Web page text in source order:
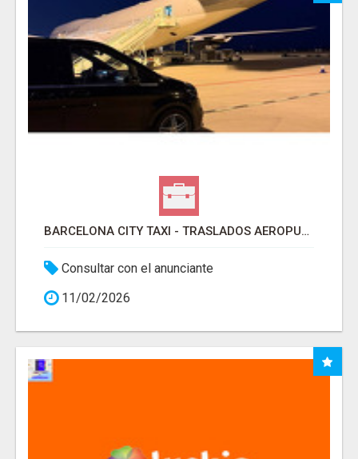
BARCELONA CITY TAXI - TRASLADOS AEROPUERTO BARCELONA
Consultar con el anunciante
11/02/2026